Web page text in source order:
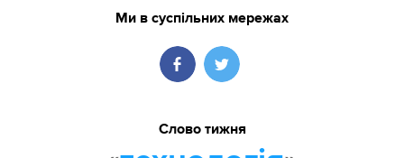
Ми в суспільних мережах
Слово тижня